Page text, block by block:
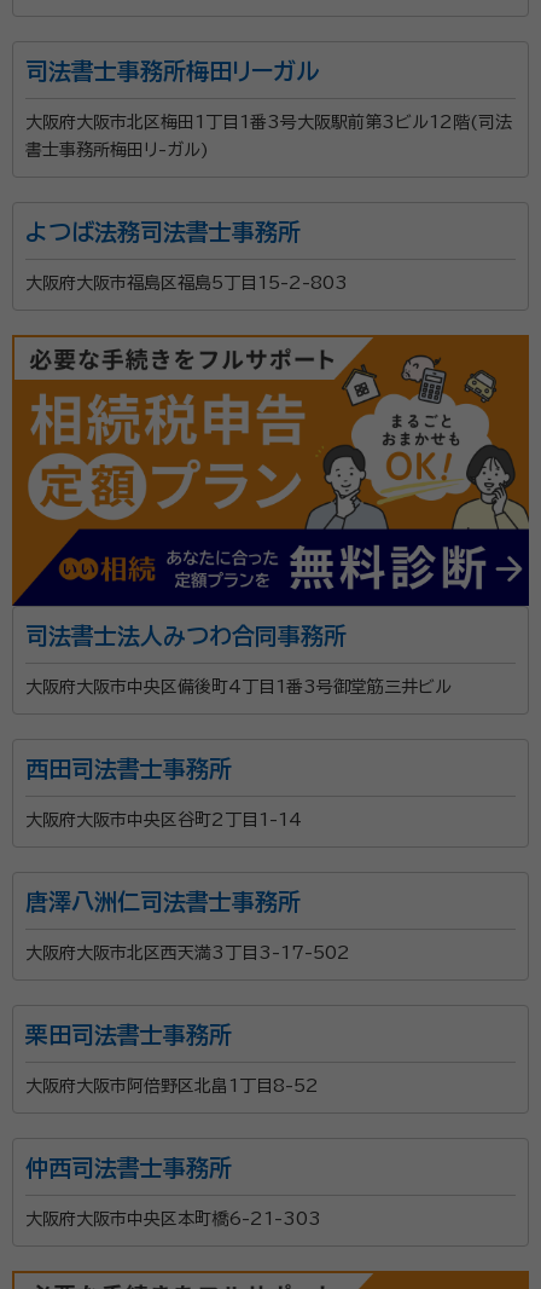
司法書士事務所梅田リーガル
大阪府大阪市北区梅田1丁目1番3号大阪駅前第3ビル12階(司法
書士事務所梅田リ-ガル)
よつば法務司法書士事務所
大阪府大阪市福島区福島5丁目15-2-803
司法書士法人みつわ合同事務所
大阪府大阪市中央区備後町4丁目1番3号御堂筋三井ビル
西田司法書士事務所
大阪府大阪市中央区谷町2丁目1-14
唐澤八洲仁司法書士事務所
大阪府大阪市北区西天満3丁目3-17-502
栗田司法書士事務所
大阪府大阪市阿倍野区北畠1丁目8-52
仲西司法書士事務所
大阪府大阪市中央区本町橋6-21-303